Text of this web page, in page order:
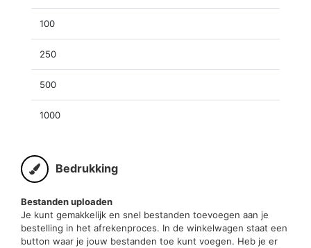
100
250
500
1000
Bedrukking
Bestanden uploaden
Je kunt gemakkelijk en snel bestanden toevoegen aan je
bestelling in het afrekenproces. In de winkelwagen staat een
button waar je jouw bestanden toe kunt voegen. Heb je er